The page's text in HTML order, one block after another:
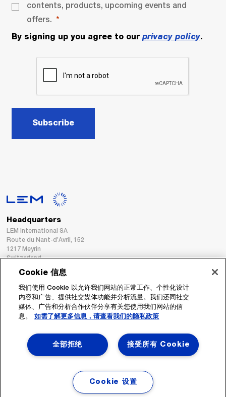
contents, products, upcoming events and
offers.
By signing up you agree to our privacy policy.
Subscribe
Headquarters
LEM International SA
Route du Nant-d’Avril, 152
1217 Meyrin
Switzerland
Fax : +41 22 794 94 78
Cookie 信息
我们使用 Cookie 以允许我们网站的正常工作、个性化设计
内容和广告、提供社交媒体功能并分析流量。我们还同社交
媒体、广告和分析合作伙伴分享有关您使用我们网站的信
息。
如需了解更多信息，请查看我们的隐私政策
接受所有 Cookie
全部拒绝
Cookie 设置